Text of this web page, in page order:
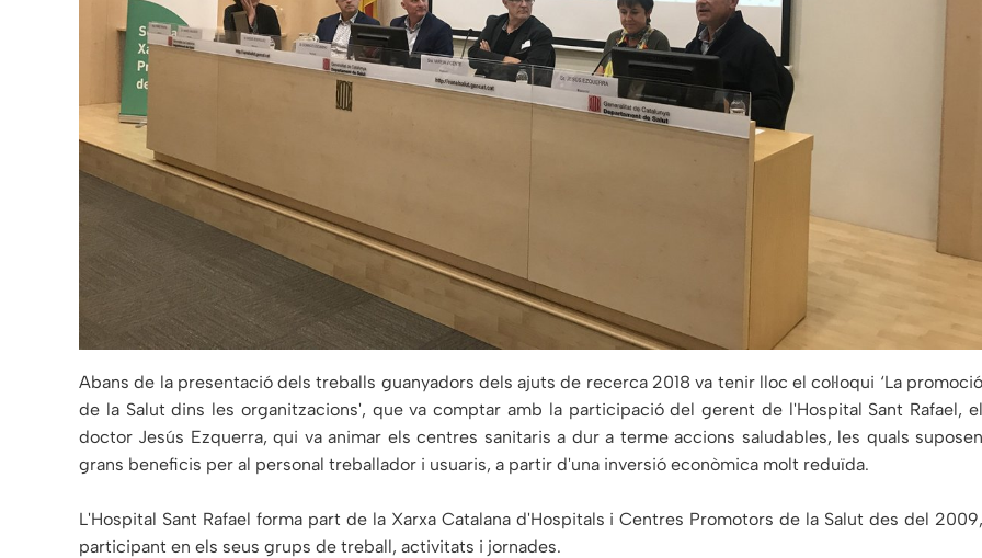
Abans de la presentació dels treballs guanyadors dels ajuts de recerca 2018 va tenir lloc el col·loqui ‘La promoció
de la Salut dins les organitzacions', que va comptar amb la participació del gerent de l'Hospital Sant Rafael, el
doctor Jesús Ezquerra, qui va animar els centres sanitaris a dur a terme accions saludables, les quals suposen
grans beneficis per al personal treballador i usuaris, a partir d'una inversió econòmica molt reduïda.
L'Hospital Sant Rafael forma part de la Xarxa Catalana d'Hospitals i Centres Promotors de la Salut des del 2009,
participant en els seus grups de treball, activitats i jornades.